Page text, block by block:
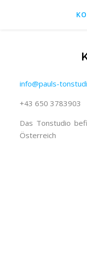
info@pauls-
+43 650 3783903
Das Tonstudio
Österreich